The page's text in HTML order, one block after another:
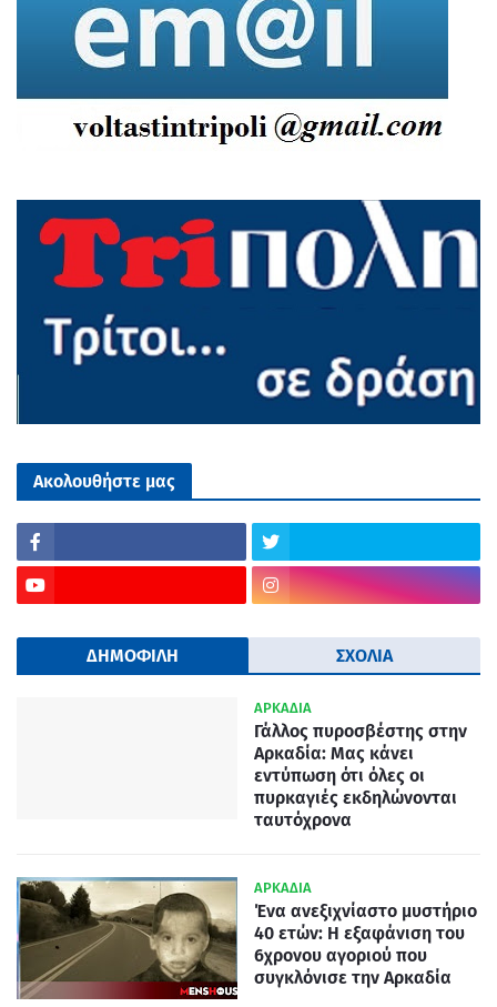
Ακολουθήστε μας
ΔΗΜΟΦΙΛΗ ΣΧΟΛΙΑ
ΑΡΚΑΔΙΑ
Γάλλος πυροσβέστης στην
Αρκαδία: Μας κάνει
εντύπωση ότι όλες οι
πυρκαγιές εκδηλώνονται
ταυτόχρονα
ΑΡΚΑΔΙΑ
Ένα ανεξιχνίαστο μυστήριο
40 ετών: Η εξαφάνιση του
6χρονου αγοριού που
συγκλόνισε την Αρκαδία